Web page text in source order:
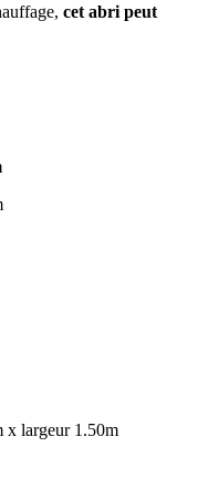
cet abri peut
x largeur 1.50m